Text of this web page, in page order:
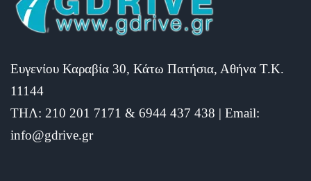
Ευγενίου Καραβία 30, Κάτω Πατήσια, Αθήνα Τ.Κ.
11144
ΤΗΛ: 210 201 7171 & 6944 437 438 | Email:
info@gdrive.gr